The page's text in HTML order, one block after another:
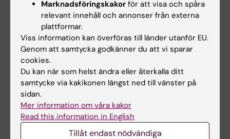
E-post:
cecilia.fyring@ki.se
Lorin Yousif
Kursadministratör
Telefon:
+46852482468
E-post:
lorin.yousif@ki.se
Marknadsföringskakor för att visa och spåra
relevant innehåll och annonser från externa
plattformar.
Viss information kan överföras till länder utanför EU.
Genom att samtycka godkänner du att vi sparar
cookies.
Du kan när som helst ändra eller återkalla ditt
samtycke via kakikonen längst ned till vänster på
sidan.
Mer information om våra kakor
Read this information in English
Tillåt endast nödvändiga